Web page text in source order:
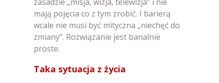
mają pojęcia co z tym zrobić. I barierą
wcale nie musi być mityczna „niechęć do
zmiany”. Rozwiązanie jest banalnie
proste.
Taka sytuacja z życia